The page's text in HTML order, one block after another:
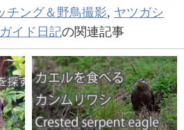
チング＆野鳥撮影, ヤツガシ
イド日記の関連記事